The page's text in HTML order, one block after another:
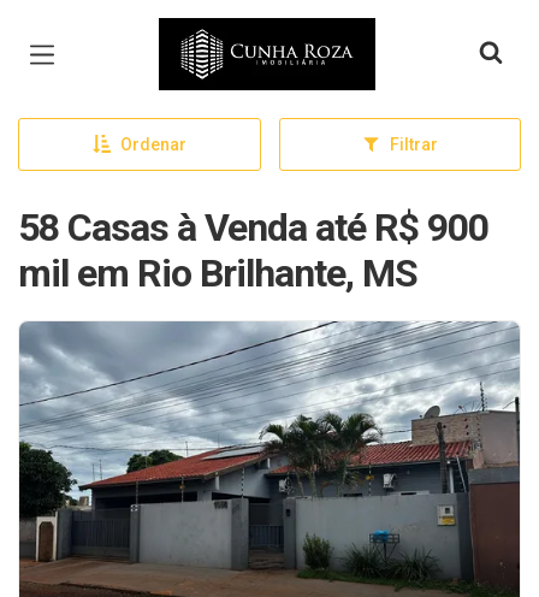
Página inicial
Ordenar Filtrar
58 Casas à Venda até R$ 900
mil em Rio Brilhante, MS